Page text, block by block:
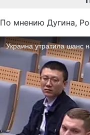
По мнению Дугина,